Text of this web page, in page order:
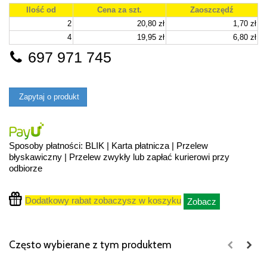
Ilość od Cena za szt.
Zaoszczędź
2
20,80 zł
1,70 zł
4
19,95 zł 6,80 zł
697 971 745
Zapytaj o produkt
Sposoby płatności: BLIK | Karta płatnicza | Przelew
błyskawiczny | Przelew zwykły lub zapłać kurierowi przy
odbiorze
Dodatkowy rabat zobaczysz w koszyku Zobacz
Często wybierane z tym produktem